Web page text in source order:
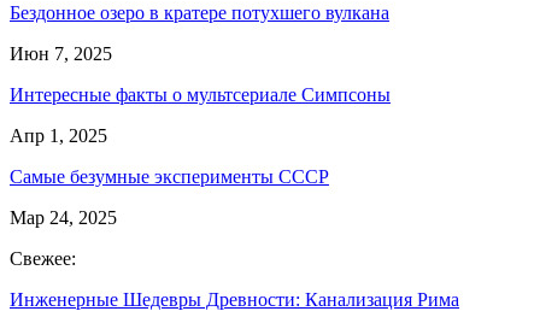
Бездонное озеро в кратере потухшего вулкана
Июн 7, 2025
Интересные факты о мультсериале Симпсоны
Апр 1, 2025
Самые безумные эксперименты СССР
Мар 24, 2025
Свежее:
Инженерные Шедевры Древности: Канализация Рима